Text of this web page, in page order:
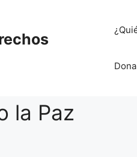
Dona
la Paz